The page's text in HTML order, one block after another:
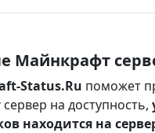
Майнкрафт
Status.Ru поможет
сервер на доступность,
находится на